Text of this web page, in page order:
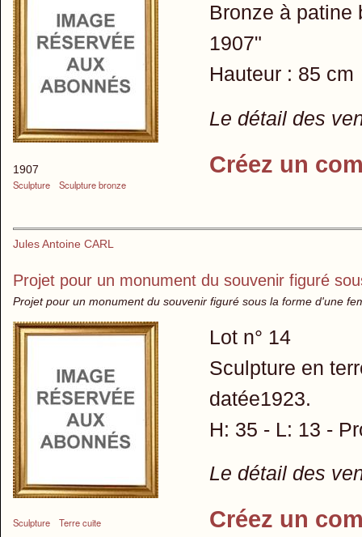
1907
Sculpture
Sculpture bronze
Bronze à patine
1907"
Hauteur : 85 cm
Le détail des
Créez un
Jules Antoine CARL
Projet pour un monument du souvenir figuré
Projet pour un monument du souvenir figuré sous la forme d'une
Sculpture Terre cuite
Lot n° 14
Sculpture en
datée1923.
H: 35 - L: 13 -
Le détail des
Créez un